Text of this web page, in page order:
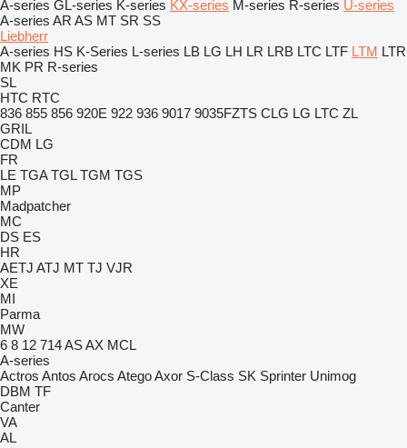
A-series GL-series K-series KX-series M-series R-series U-series
A-series AR AS MT SR SS
Liebherr
A-series HS K-Series L-series LB LG LH LR LRB LTC LTF LTM LTR
MK PR R-series
SL
HTC RTC
836 855 856 920E 922 936 9017 9035FZTS CLG LG LTC ZL
GRIL
CDM LG
FR
LE TGA TGL TGM TGS
MP
Madpatcher
MC
DS ES
HR
AETJ ATJ MT TJ VJR
XE
MI
Parma
MW
6 8 12 714ASAX MCL
A-series
Actros Antos Arocs AtegoAxor S-Class SK Sprinter Unimog
DBM TF
Canter
VA
AL